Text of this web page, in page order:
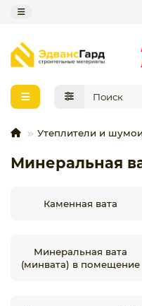
Утеплители и
Минеральная
Каменная вата
Минеральная вата
(минвата) в помещение